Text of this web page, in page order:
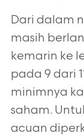
Dari dalam
masih
kemarin ke
pada 9 dari
minimnya
saham.
acuan